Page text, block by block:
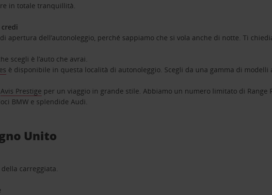
in totale tranquillità.
apertura dell’autonoleggio, perché sappiamo che si vola anche di notte. Ti
scegli è l’auto che avrai.
è disponibile in questa località di autonoleggio. Scegli da una gamma di
Avis Prestige per un viaggio in grande stile. Abbiamo un numero limitato di Range
BMW e splendide Audi.
Unito
carreggiata.